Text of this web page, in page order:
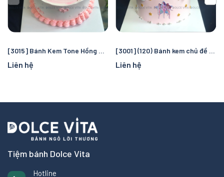
[3015] Bánh Kem Tone Hồng Nữ Tính Ghi Số Tuổi Nổi Bật
Liên hệ
[3001] (120) Bánh kem chủ đề Rumi cho fan K-pop
Liên hệ
Tiệm bánh Dolce Vita
Hotline